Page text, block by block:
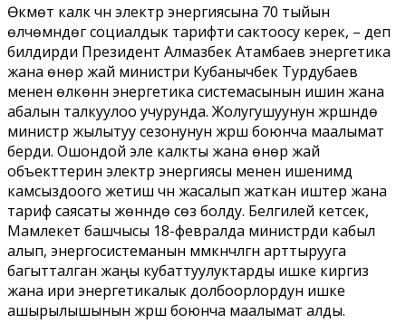
Өкмөт калк үчүн электр энергиясына 70 тыйын
өлчөмүндөгү социалдык тарифти сактоосу керек, – деп
билдирди Президент Алмазбек Атамбаев энергетика
жана өнөр жай министри Кубанычбек Турдубаев
менен өлкөнүн энергетика системасынын ишин жана
абалын талкуулоо учурунда. Жолугушуунун жүрүшүндө
министр жылытуу сезонунун жүрүшү боюнча маалымат
берди. Ошондой эле калкты жана өнөр жай
объекттерин электр энергиясы менен ишенимдүү
камсыздоого жетишүү үчүн жасалып жаткан иштер жана
тариф саясаты жөнүндө сөз болду. Белгилей кетсек,
Мамлекет башчысы 18-февралда министрди кабыл
алып, энергосистеманын мүмкүнчүлүгүн арттырууга
багытталган жаңы кубаттуулуктарды ишке киргизүү
жана ири энергетикалык долбоорлордун ишке
ашырылышынын жүрүшү боюнча маалымат алды.